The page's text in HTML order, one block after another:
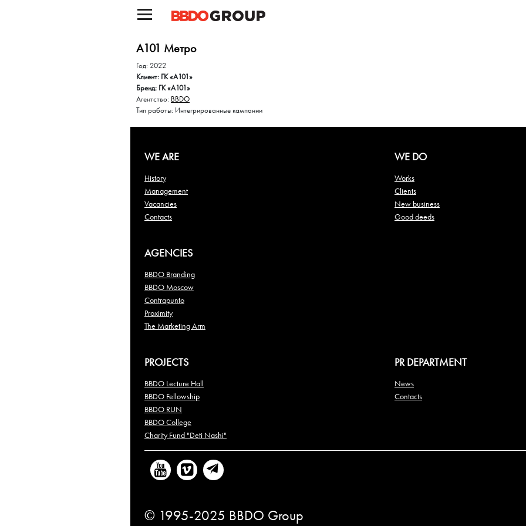
А101 Метро
Год: 2022
Клиент: ГК «А101»
Бренд: ГК «А101»
Агентство: BBDO
Тип работы: Интегрированные кампании
WE ARE
History
Management
Vacancies
Contacts
WE DO
Works
Clients
New business
Good deeds
AGENCIES
BBDO Branding
BBDO Moscow
Contrapunto
Proximity
The Marketing Arm
PROJECTS
BBDO Lecture Hall
BBDO Fellowship
BBDO RUN
BBDO College
Charity Fund "Deti Nashi"
PR DEPARTMENT
News
Contacts
© 1995-2025 BBDO Group